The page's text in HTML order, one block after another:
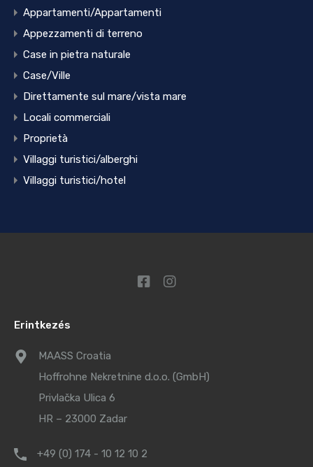
Appartamenti/Appartamenti
Appezzamenti di terreno
Case in pietra naturale
Case/Ville
Direttamente sul mare/vista mare
Locali commerciali
Proprietà
Villaggi turistici/alberghi
Villaggi turistici/hotel
Erintkezés
MAASS Croatia
Hoffrohne Nekretnine d.o.o. (GmbH)
Privlačka Ulica 6
HR – 23000 Zadar
+49 (0) 174 - 10 12 10 2